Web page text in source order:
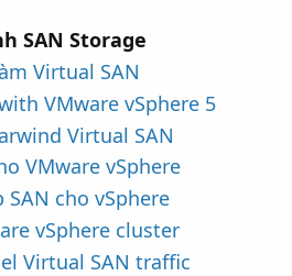
SAN Storage
Virtual SAN
VMware vSphere 5
Virtual SAN
VMware vSphere
cho vSphere
vSphere cluster
Virtual SAN traffic